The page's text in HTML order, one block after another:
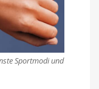
Sportmodi und